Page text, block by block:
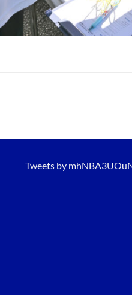
Tweets by